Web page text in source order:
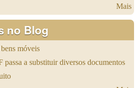
Mais
no Blog
móveis
a substituir diversos documentos